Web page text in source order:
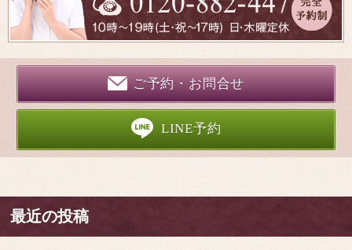
ご予約・お問合せ
LINE予約
最近の投稿